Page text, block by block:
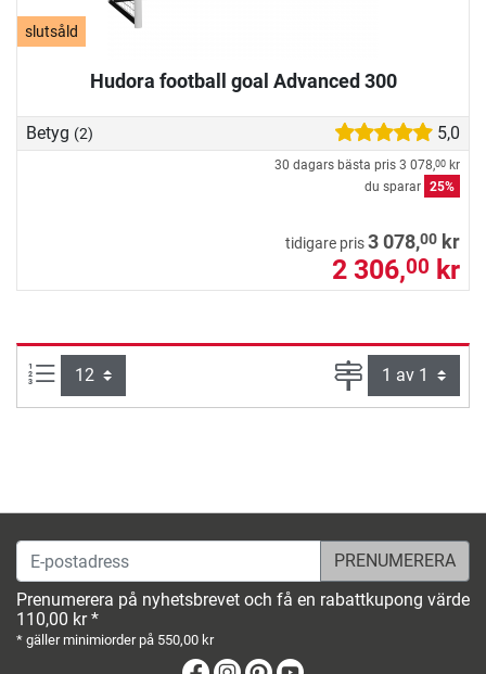
slutsåld
Hudora football goal Advanced 300
Betyg (2) 5,0
30 dagars bästa pris 3 078,00 kr
du sparar 25%
tidigare pris3 078,00 kr
2 306,00 kr
produkter per sida: Sida
E-postadress
Prenumerera på nyhetsbrevet och få en rabattkupong värde
110,00 kr *
* gäller minimiorder på 550,00 kr